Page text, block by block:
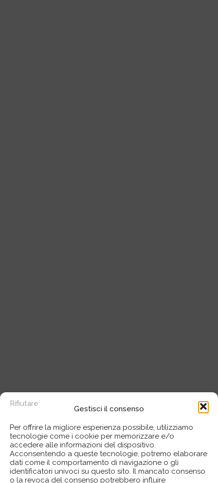
Gestisci il consenso
Per offrire la migliore esperienza possibile, utilizziamo
tecnologie come i cookie per memorizzare e/o
accedere alle informazioni del dispositivo.
Acconsentendo a queste tecnologie, potremo elaborare
dati come il comportamento di navigazione o gli
identificatori univoci su questo sito. Il mancato consenso
o la revoca del consenso potrebbero influire
Rifiutare